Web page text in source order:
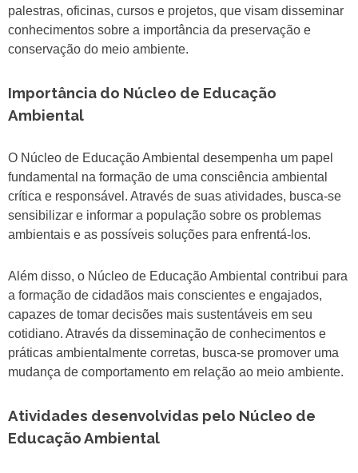
palestras, oficinas, cursos e projetos, que visam disseminar
conhecimentos sobre a importância da preservação e
conservação do meio ambiente.
Importância do Núcleo de Educação
Ambiental
O Núcleo de Educação Ambiental desempenha um papel
fundamental na formação de uma consciência ambiental
crítica e responsável. Através de suas atividades, busca-se
sensibilizar e informar a população sobre os problemas
ambientais e as possíveis soluções para enfrentá-los.
Além disso, o Núcleo de Educação Ambiental contribui para
a formação de cidadãos mais conscientes e engajados,
capazes de tomar decisões mais sustentáveis em seu
cotidiano. Através da disseminação de conhecimentos e
práticas ambientalmente corretas, busca-se promover uma
mudança de comportamento em relação ao meio ambiente.
Atividades desenvolvidas pelo Núcleo de
Educação Ambiental